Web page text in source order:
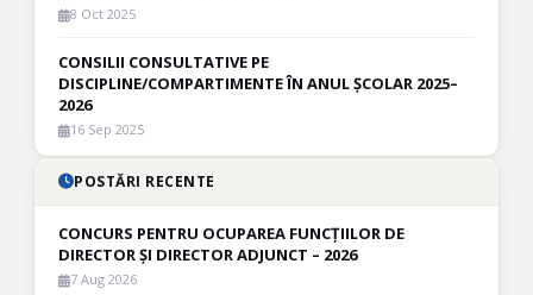
8 Oct 2025
CONSILII CONSULTATIVE PE
DISCIPLINE/COMPARTIMENTE ÎN ANUL ȘCOLAR 2025–
2026
16 Sep 2025
POSTĂRI RECENTE
CONCURS PENTRU OCUPAREA FUNCȚIILOR DE
DIRECTOR ȘI DIRECTOR ADJUNCT – 2026
7 Aug 2026